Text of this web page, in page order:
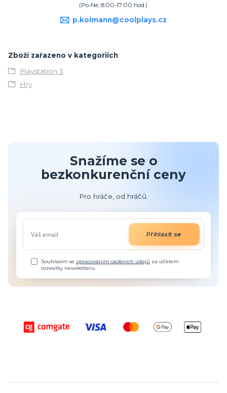
(Po-Ne, 8:00-17:00 hod.)
p.kolmann@coolplays.cz
Zboží zařazeno v kategoriích
Playstation 3
Hry
Snažíme se o
bezkonkurenční ceny
Pro hráče, od hráčů.
Přihlásit se
Souhlasím se zpracováním osobních údajů za účelem
rozesílky newsletteru.